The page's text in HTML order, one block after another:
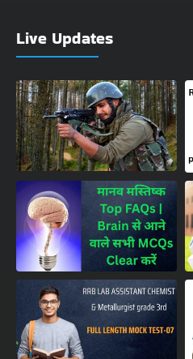
Live Updates